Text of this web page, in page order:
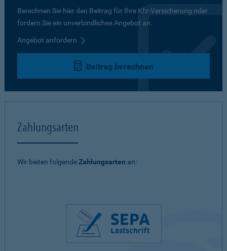
Berechnen Sie hier den Beitrag für Ihre Kfz-Versicherung oder
fordern Sie ein unverbindliches Angebot an.
Angebot anfordern
Beitrag berechnen
Zahlungsarten
Wir bieten folgendeZahlungsarten an: